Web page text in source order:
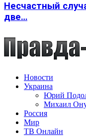
Несчастный
две…
Новости
Украина
Юрий
Михаил
Россия
Мир
ТВ Онлайн